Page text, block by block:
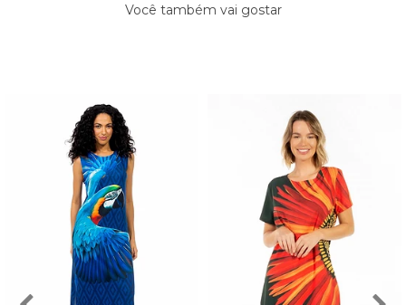
Você também vai gostar